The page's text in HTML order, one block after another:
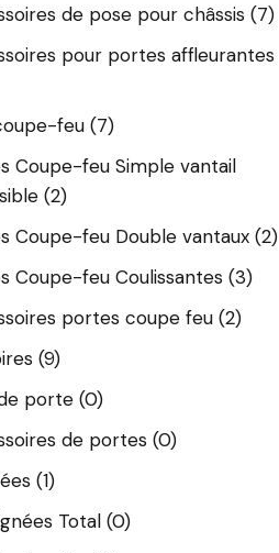
de pose pour châssis (7)
pour portes affleurantes
feu (7)
Coupe-feu Simple vantail
(2)
Coupe-feu Double vantaux (2)
Coupe-feu Coulissantes (3)
portes coupe feu (2)
(9)
porte (0)
de portes (0)
(1)
Total (0)